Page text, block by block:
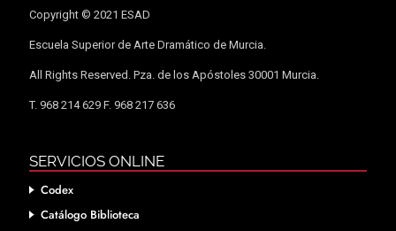
Copyright © 2021 ESAD
Escuela Superior de Arte Dramático de Murcia.
All Rights Reserved. Pza. de los Apóstoles 30001 Murcia.
T. 968 214 629 F. 968 217 636
SERVICIOS ONLINE
Codex
Catálogo Biblioteca